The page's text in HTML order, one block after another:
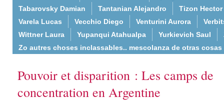
Tabarovsky Damian
Tantanian Alejandro
Tizon Hector
Varela Lucas
Vecchio Diego Venturini Aurora
Wittner Laura
Yupanqui Atahualpa Yurkievich Saul
Zo autres choses inclassables.. mescolanza de otras cosas
Pouvoir et disparition : Les camps de
concentration en Argentine